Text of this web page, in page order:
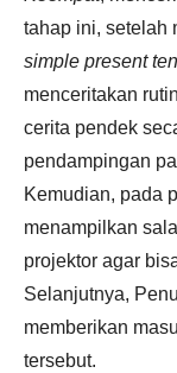
tahap ini, setelah
simple present
menceritakan
cerita pendek
pendampingan
Kemudian, pada
menampilkan
projektor agar
Selanjutnya,
memberikan
tersebut.